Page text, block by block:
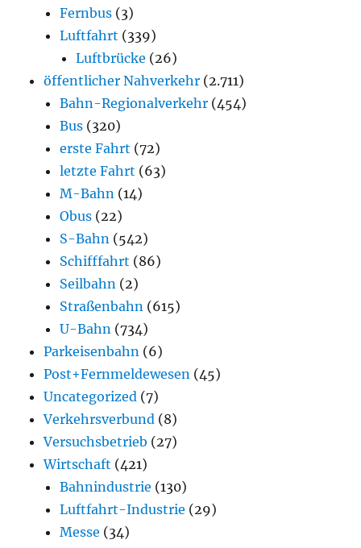
Fernbus (3)
Luftfahrt (339)
Luftbrücke (26)
öffentlicher Nahverkehr (2.711)
Bahn-Regionalverkehr (454)
Bus (320)
erste Fahrt (72)
letzte Fahrt (63)
M-Bahn (14)
Obus (22)
S-Bahn (542)
Schifffahrt (86)
Seilbahn (2)
Straßenbahn (615)
U-Bahn (734)
Parkeisenbahn (6)
Post+Fernmeldewesen (45)
Uncategorized (7)
Verkehrsverbund (8)
Versuchsbetrieb (27)
Wirtschaft (421)
Bahnindustrie (130)
Luftfahrt-Industrie (29)
Messe (34)